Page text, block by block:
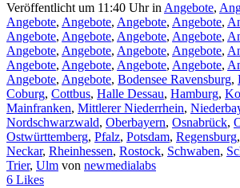
Veröffentlicht um 11:40 Uhrin Angebote,
Angebote, Angebote, Angebote, Angebote,
Angebote, Angebote, Angebote, Angebote,
Angebote, Angebote, Angebote, Angebote,
Angebote, Angebote, Angebote, Angebote,
Angebote, Angebote, Bodensee Ravensburg,
Coburg, Cottbus, Halle Dessau, Hamburg,
Mainfranken, Mittlerer Niederrhein,
Nordschwarzwald, Oberbayern, Osnabrück,
Ostwürttemberg, Pfalz, Potsdam, Regensburg,
Neckar, Rheinhessen, Rostock, Schwaben,
Trier, Ulm von newmedialabs
6 Likes